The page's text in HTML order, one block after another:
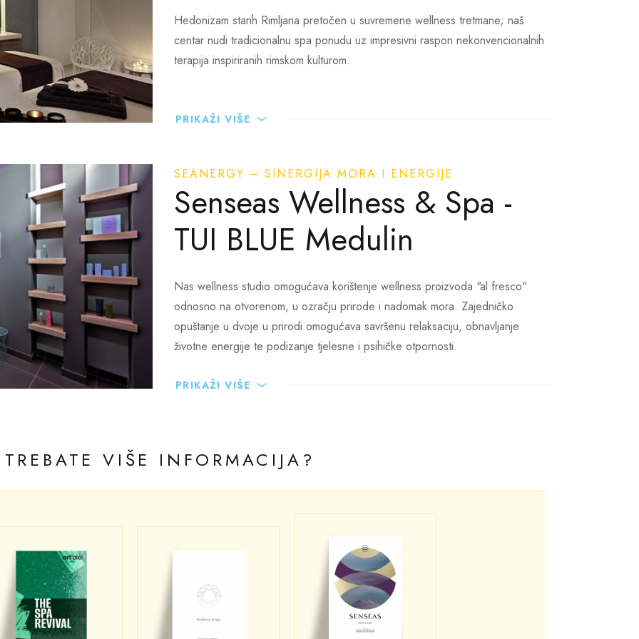
i spa tretmani
centar
0 - 24h
Hedonizam starih Rimljana pretočen u suvremene wellness tretmane; naš
centar nudi tradicionalnu spa ponudu uz impresivni raspon nekonvencionalnih
terapija inspiriranih rimskom kulturom.
PRIKAŽI VIŠE
treninzi
SEANERGY – SINERGIJA MORA I ENERGIJE
Senseas Wellness & Spa -
TUI BLUE Medulin
Nas wellness studio omogućava korištenje wellness proizvoda "al fresco"
odnosno na otvorenom, u ozračju prirode i nadomak mora. Zajedničko
opuštanje u dvoje u prirodi omogućava savršenu relaksaciju, obnavljanje
životne energije te podizanje tjelesne i psihičke otpornosti.
PRIKAŽI VIŠE
TREBATE VIŠE INFORMACIJA?